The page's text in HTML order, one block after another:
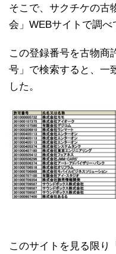
そこで、サクチケの古
会」WEBサイトで調べ
この登録番号を古物商
号」で検索すると、一
した。
このサイトを見る限り